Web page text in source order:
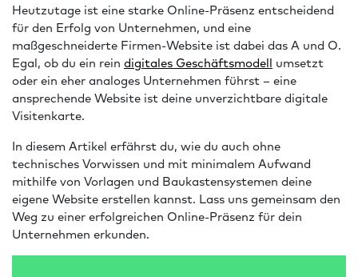
Heutzutage ist eine starke Online-Präsenz entscheidend
für den Erfolg von Unternehmen, und eine
maßgeschneiderte Firmen-Website ist dabei das A und O.
Egal, ob du ein rein digitales Geschäftsmodell umsetzt
oder ein eher analoges Unternehmen führst – eine
ansprechende Website ist deine unverzichtbare digitale
Visitenkarte.
In diesem Artikel erfährst du, wie du auch ohne
technisches Vorwissen und mit minimalem Aufwand
mithilfe von Vorlagen und Baukastensystemen deine
eigene Website erstellen kannst. Lass uns gemeinsam den
Weg zu einer erfolgreichen Online-Präsenz für dein
Unternehmen erkunden.